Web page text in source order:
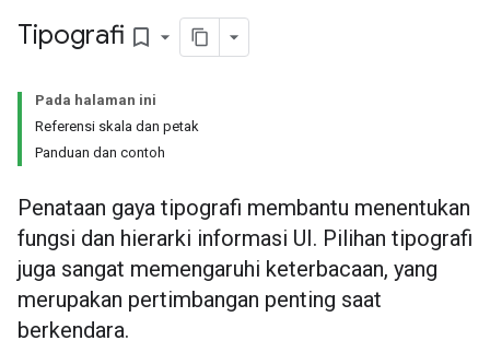
Tipografi bookmark_border
Pada halaman ini
Referensi skala dan petak
Panduan dan contoh
Penataan gaya tipografi membantu menentukan
fungsi dan hierarki informasi UI. Pilihan tipografi
juga sangat memengaruhi keterbacaan, yang
merupakan pertimbangan penting saat
berkendara.